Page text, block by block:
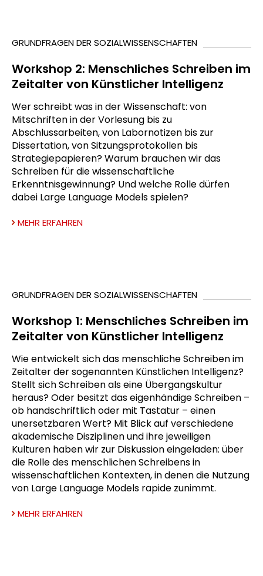
GRUNDFRAGEN DER SOZIALWISSENSCHAFTEN
Workshop 2: Menschliches Schreiben im
Zeitalter von Künstlicher Intelligenz
Wer schreibt was in der Wissenschaft: von
Mitschriften in der Vorlesung bis zu
Abschlussarbeiten, von Labornotizen bis zur
Dissertation, von Sitzungsprotokollen bis
Strategiepapieren? Warum brauchen wir das
Schreiben für die wissenschaftliche
Erkenntnisgewinnung? Und welche Rolle dürfen
dabei Large Language Models spielen?
MEHR ERFAHREN
GRUNDFRAGEN DER SOZIALWISSENSCHAFTEN
Workshop 1: Menschliches Schreiben im
Zeitalter von Künstlicher Intelligenz
Wie entwickelt sich das menschliche Schreiben im
Zeitalter der sogenannten Künstlichen Intelligenz?
Stellt sich Schreiben als eine Übergangskultur
heraus? Oder besitzt das eigenhändige Schreiben –
ob handschriftlich oder mit Tastatur – einen
unersetzbaren Wert? Mit Blick auf verschiedene
akademische Disziplinen und ihre jeweiligen
Kulturen haben wir zur Diskussion eingeladen: über
die Rolle des menschlichen Schreibens in
wissenschaftlichen Kontexten, in denen die Nutzung
von Large Language Models rapide zunimmt.
MEHR ERFAHREN